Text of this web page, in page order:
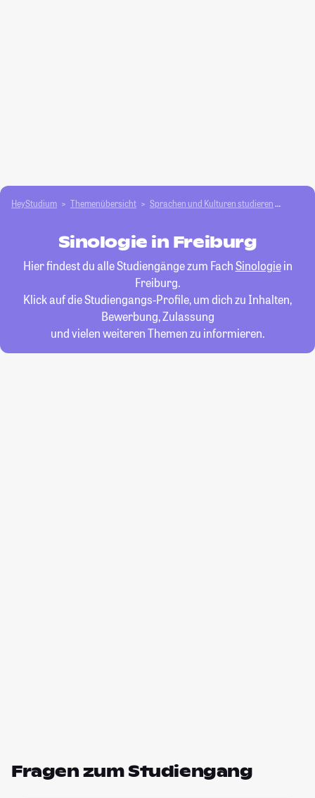
HeyStudium Themenübersicht Sprachen und Kulturen studieren
Sinologie in Freiburg
Hier findest du alle Studiengänge zum FachSinologiein
Freiburg.
Klick auf die Studiengangs-Profile, um dich zu Inhalten,
Bewerbung, Zulassung
und vielen weiteren Themen zu informieren.
Fragen zum Studiengang